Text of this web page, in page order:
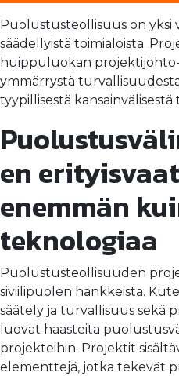
Puolustusteollisuus on yksi
säädellyistä toimialoista.
huippuluokan projektijohto-
ymmärrystä
tyypillisestä
en
enemmän
teknologiaa
Puolustusteollisuuden
siviilipuolen hankkeista.
säätely ja turvallisuus sekä
luovat haasteita
projekteihin. Projektit
elementtejä, jotka tekevät